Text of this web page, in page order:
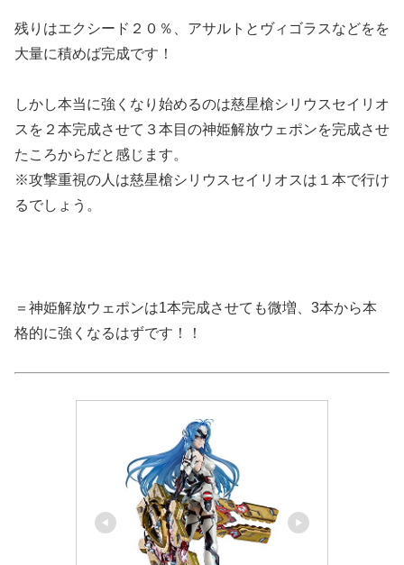
残りはエクシード２０％、アサルトとヴィゴラスなどをを
大量に積めば完成です！
しかし本当に強くなり始めるのは慈星槍シリウスセイリオ
スを２本完成させて３本目の神姫解放ウェポンを完成させ
たころからだと感じます。
※攻撃重視の人は慈星槍シリウスセイリオスは１本で行け
るでしょう。
＝神姫解放ウェポンは1本完成させても微増、3本から本
格的に強くなるはずです！！